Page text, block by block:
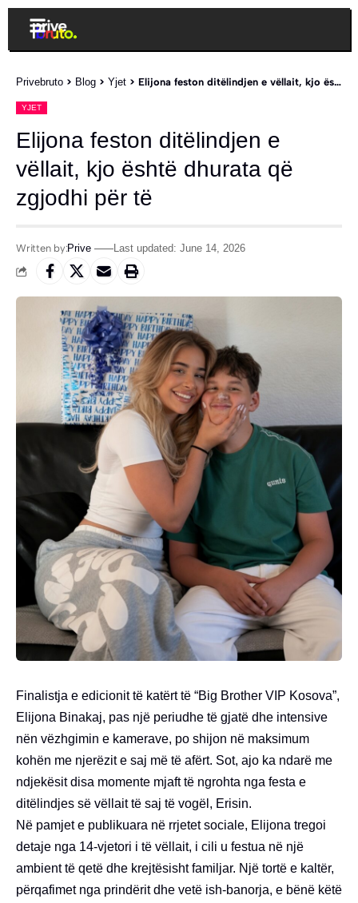
Privebruto > Blog > Yjet > Elijona feston ditëlindjen e vëllait, kjo është dhurata që zgjodhi për të
YJET
Elijona feston ditëlindjen e
vëllait, kjo është dhurata që
zgjodhi për të
Written by:Prive Last updated: June 14, 2026
Finalistja e edicionit të katërt të “Big Brother VIP Kosova”,
Elijona Binakaj, pas një periudhe të gjatë dhe intensive
nën vëzhgimin e kamerave, po shijon në maksimum
kohën me njerëzit e saj më të afërt. Sot, ajo ka ndarë me
ndjekësit disa momente mjaft të ngrohta nga festa e
ditëlindjes së vëllait të saj të vogël, Erisin.
Në pamjet e publikuara në rrjetet sociale, Elijona tregoi
detaje nga 14-vjetori i të vëllait, i cili u festua në një
ambient të qetë dhe krejtësisht familjar. Një tortë e kaltër,
përqafimet nga prindërit dhe vetë ish-banorja, e bënë këtë